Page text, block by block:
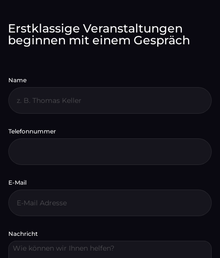
Erstklassige Veranstaltungen
beginnen mit einem Gespräch
Name
-
M
i
l
T
f
n
n
u
m
r
*
Telefonnummer
E-Mail
Nachricht